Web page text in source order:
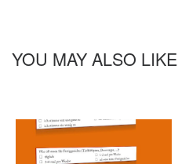
YOU MAY ALSO LIKE